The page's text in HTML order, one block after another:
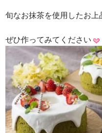
旬なお抹茶を使用したお上
ぜひ作ってみてください